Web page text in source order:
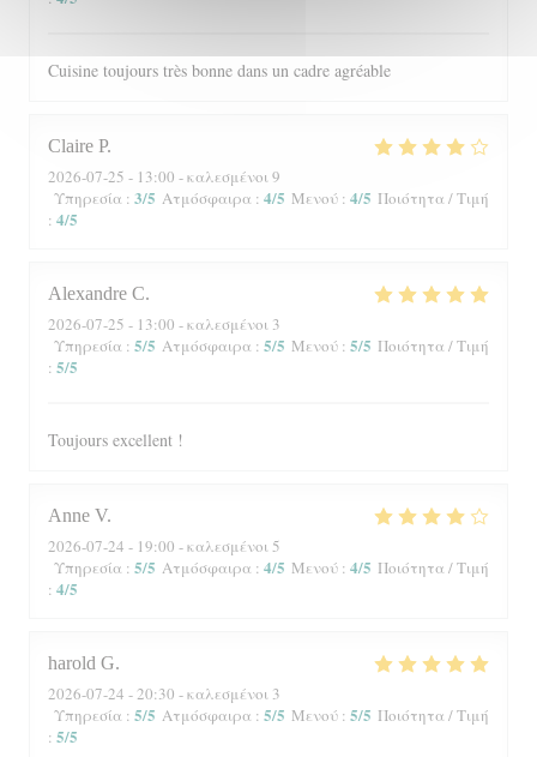
Cuisine toujours très bonne dans un cadre agréable
Claire P
2026-07-25 - 13:00 - καλεσμένοι 9
Υπηρεσία : 3/5 Ατμόσφαιρα : 4/5 Μενού : 4/5 Ποιότητα / Τιμή
: 4/5
Alexandre C
2026-07-25 - 13:00 - καλεσμένοι 3
Υπηρεσία : 5/5 Ατμόσφαιρα : 5/5 Μενού : 5/5 Ποιότητα / Τιμή
: 5/5
Toujours excellent !
Anne V
2026-07-24 - 19:00 - καλεσμένοι 5
Υπηρεσία : 5/5 Ατμόσφαιρα : 4/5 Μενού : 4/5 Ποιότητα / Τιμή
: 4/5
harold G
2026-07-24 - 20:30 - καλεσμένοι 3
Υπηρεσία : 5/5 Ατμόσφαιρα : 5/5 Μενού : 5/5 Ποιότητα / Τιμή
: 5/5